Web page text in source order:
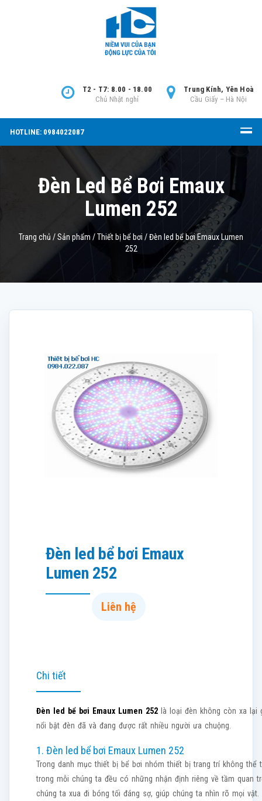
Trung Kính, Yên Hoà
Cầu Giấy – Hà Nội
T2 - T7: 8.00 - 18.00
Chủ Nhật nghỉ
HOTLINE: 0984022087
Đèn Led Bể Bơi Emaux
Lumen 252
Trang chủ /Sản phẩm /Thiết bị bể bơi /Đèn led bể bơi Emaux Lumen
252
Đèn led bể bơi Emaux
Lumen 252
Liên hệ
Chi tiết
Đèn led bể bơi Emaux Lumen 252 là loại đèn không còn xa lại
nổi bật đèn đã và đang được rất nhiều người ưa chuộng.
1. Đèn led bể bơi Emaux Lumen 252
Trong danh mục thiết bị bể bơi nhóm thiết bị trang trí không thể
trong mỗi chúng ta đều có những nhận định riêng về tầm quan
chúng ta xua đi bóng tối đáng sợ, giúp chúng ta nhìn rõ mọi